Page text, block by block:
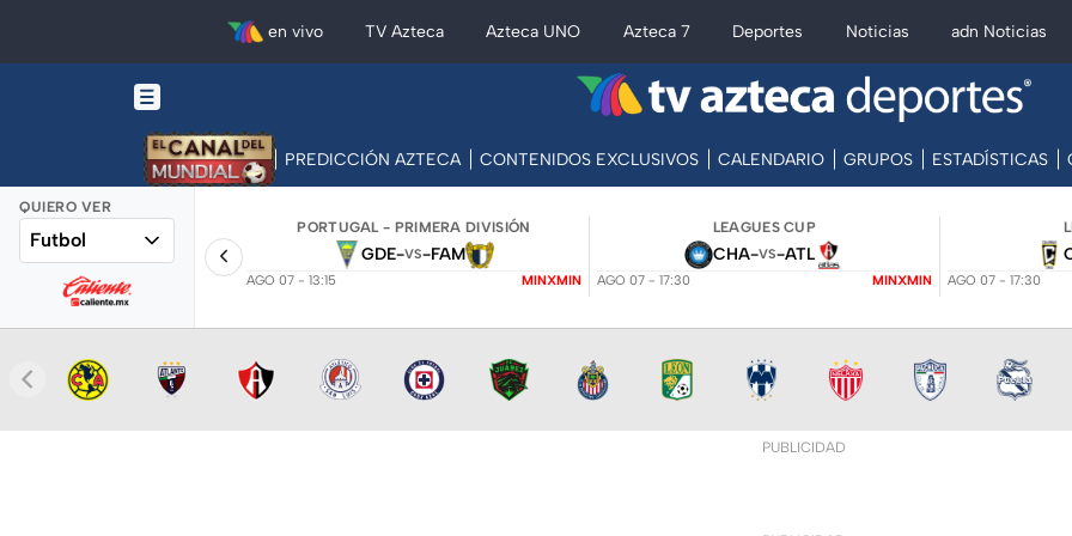
en vivo TV Azteca Azteca UNO Azteca 7 Deportes Noticias adn Noticias
PREDICCIÓN AZTECA CONTENIDOS EXCLUSIVOS CALENDARIO GRUPOS ESTADÍSTICAS
QUIERO VER
Futbol
PORTUGAL - PRIMERA DIVISIÓN
GDE-VS-FAM
AGO 07 - 13:15 MINXMIN
LEAGUES CUP
CHA-VS-ATL
AGO 07 - 17:30 MINXMIN AGO 07 - 17:30
PUBLICIDAD